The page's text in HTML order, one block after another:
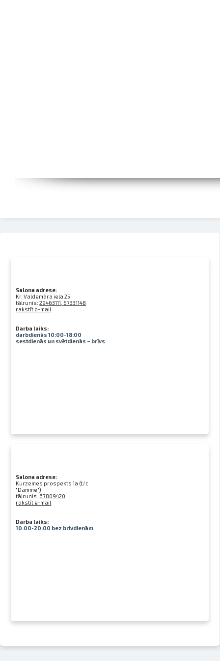
Salona adrese:
Kr. Valdemāra iela 25
tālrunis:29463111, 67331148
rakstīt e-mail
Darba laiks:
darbdienās 10:00-18:00
sestdienās un svētdienās – brīvs
Salona adrese:
Kurzemes prospekts 1a (t/c
"Damme")
tālrunis: 67809420
rakstīt e-mail
Darba laiks:
10:00-20:00 bez brīvdienām